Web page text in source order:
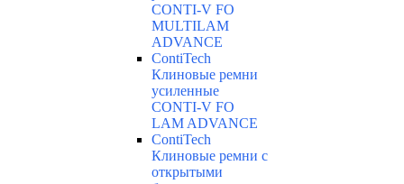
CONTI-V FO
MULTILAM
ADVANCE
ContiTech
Клиновые ремни
усиленные
CONTI-V FO
LAM ADVANCE
ContiTech
Клиновые ремни с
открытыми